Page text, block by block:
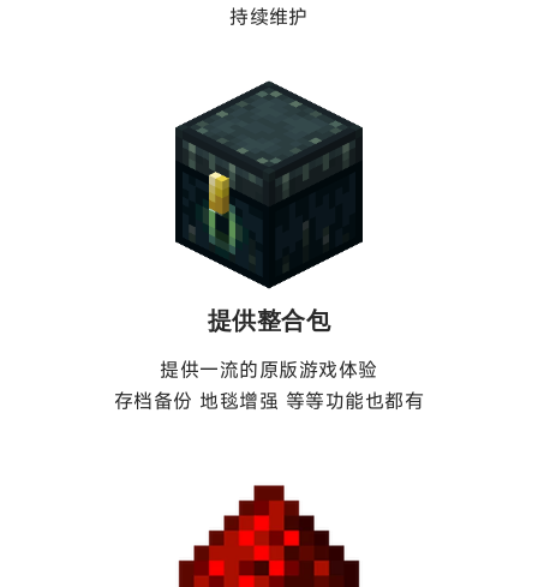
持续维护
提供整合包
提供一流的原版游戏体验
存档备份 地毯增强 等等功能也都有